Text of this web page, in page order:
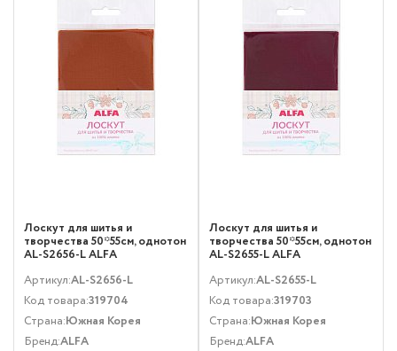
Лоскут для шитья и
творчества 50*55см, однотон
AL-S2656-L ALFA
Артикул:AL-S2656-L
Код товара:319704
Страна:Южная Корея
Бренд:ALFA
Лоскут для шитья и
творчества 50*55см, однотон
AL-S2655-L ALFA
Артикул:AL-S2655-L
Код товара:319703
Страна:Южная Корея
Бренд:ALFA